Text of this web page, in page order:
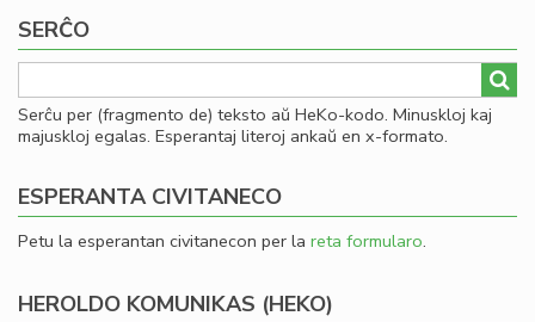
SERĈO
Serĉu per (fragmento de) teksto aŭ HeKo-kodo. Minuskloj kaj
majuskloj egalas. Esperantaj literoj ankaŭ en x-formato.
ESPERANTA CIVITANECO
Petu la esperantan civitanecon per la reta formularo.
HEROLDO KOMUNIKAS (HEKO)